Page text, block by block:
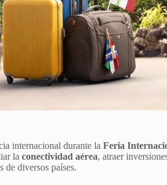
internacional durante la Feria
la conectividad aérea, atraer
de diversos países.